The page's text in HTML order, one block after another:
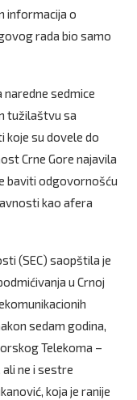
informacija o
rada bio samo
sedmice
tužilaštvu sa
koje su dovele do
Crne Gore najavila
baviti odgovornošću
kao afera
(SEC) saopštila je
u Crnoj
sedam godina,
Telekoma –
ne i sestre
koja je ranije